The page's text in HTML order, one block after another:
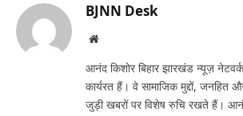
BJNN Desk
Website
आनंद किशोर बिहार झारखंड न्यूज़
कार्यरत हैं। वे सामाजिक मुद्दों, जनहित
जुड़ी खबरों पर विशेष रुचि रखते हैं।